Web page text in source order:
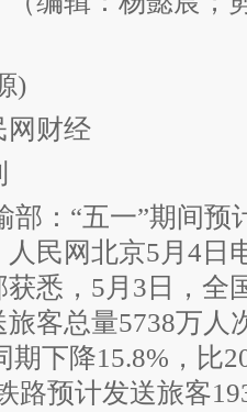
)
网财经
部：“五一”期间预
网北京5月4日
悉，5月3日，全
客总量5738万人
期下降15.8%，比
路预计发送旅客